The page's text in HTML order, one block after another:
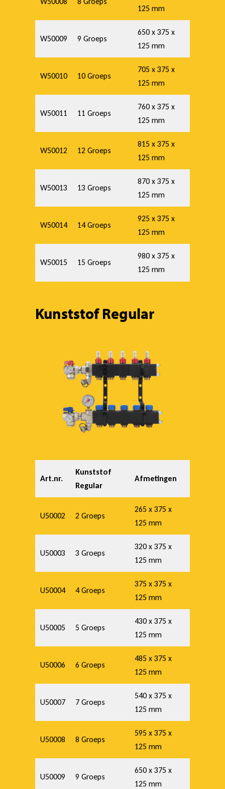
125 mm
W50009 9 Groeps
650 x 375 x
125 mm
W50010 10 Groeps
705 x 375 x
125 mm
W50011 11 Groeps
760 x 375 x
125 mm
W50012 12 Groeps
815 x 375 x
125 mm
W50013 13 Groeps
870 x 375 x
125 mm
W50014 14 Groeps
925 x 375 x
125 mm
W50015 15 Groeps
980 x 375 x
125 mm
Kunststof Regular
Art.nr.
Kunststof
Regular
Afmetingen
U50002 2 Groeps
265 x 375 x
125 mm
U50003 3 Groeps
320 x 375 x
125 mm
U50004 4 Groeps
375 x 375 x
125 mm
U50005 5 Groeps
430 x 375 x
125 mm
U50006 6 Groeps
485 x 375 x
125 mm
U50007 7 Groeps
540 x 375 x
125 mm
U50008 8 Groeps
595 x 375 x
125 mm
U50009 9 Groeps
650 x 375 x
125 mm